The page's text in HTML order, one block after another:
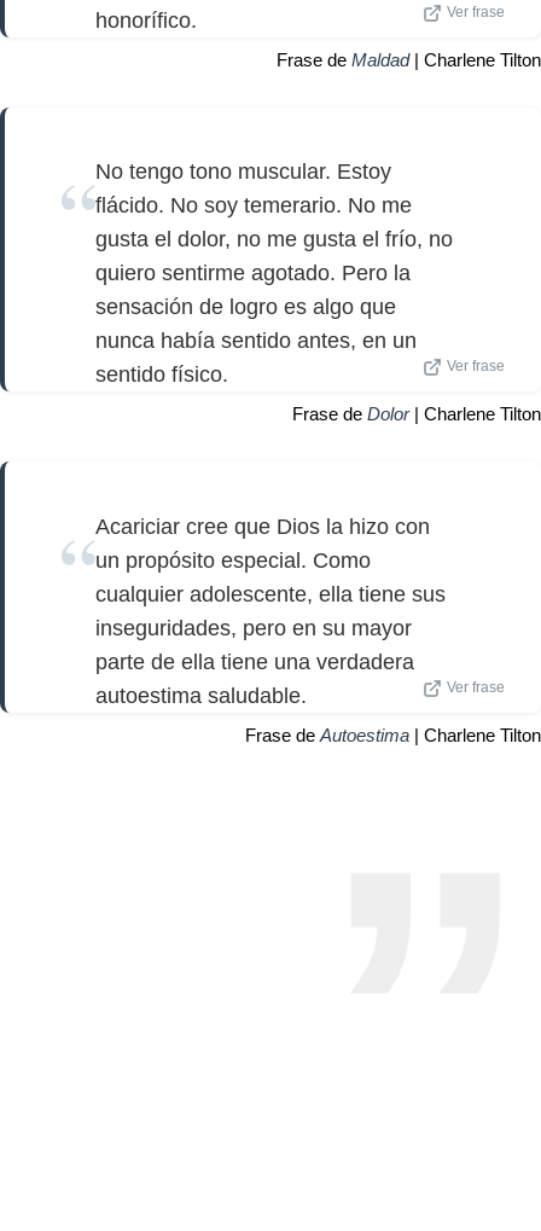
honorífico.
Ver frase
Frase de Maldad| Charlene Tilton
No tengo tono muscular. Estoy
flácido. No soy temerario. No me
gusta el dolor, no me gusta el frío, no
quiero sentirme agotado. Pero la
sensación de logro es algo que
nunca había sentido antes, en un
sentido físico.
Ver frase
Frase de Dolor| Charlene Tilton
Acariciar cree que Dios la hizo con
un propósito especial. Como
cualquier adolescente, ella tiene sus
inseguridades, pero en su mayor
parte de ella tiene una verdadera
autoestima saludable.
Ver frase
Frase de Autoestima | Charlene Tilton